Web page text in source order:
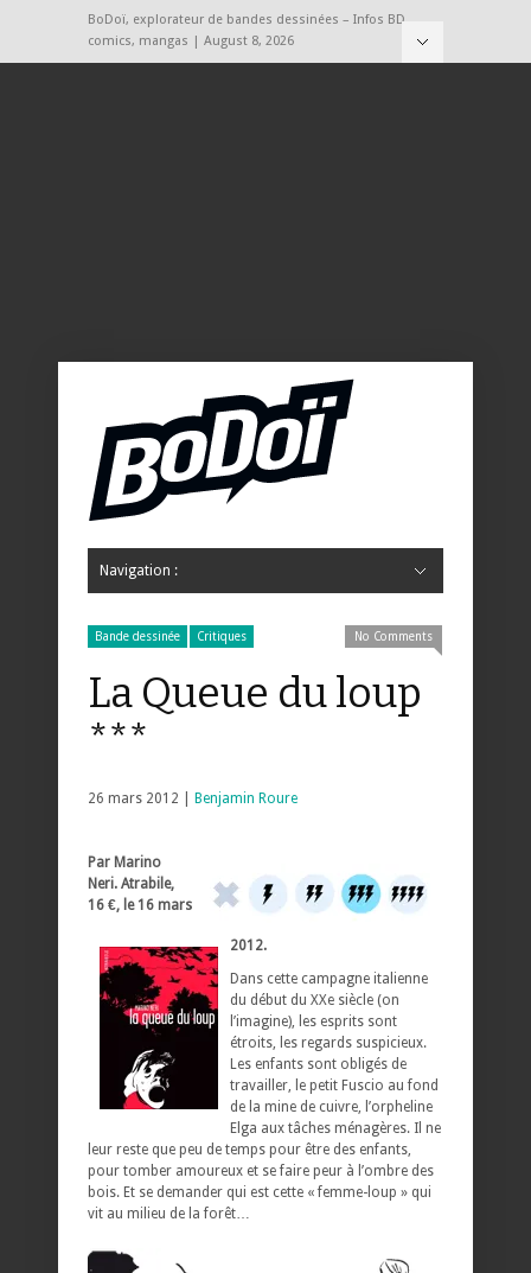
BoDoï, explorateur de bandes dessinées – Infos BD,
comics, mangas | August 8, 2026
Navigation :
Bande dessinée Critiques No Comments
La Queue du loup
***
26 mars 2012 | Benjamin Roure
Par Marino
Neri. Atrabile,
16 €, le 16 mars
2012.
Dans cette campagne italienne
du début du XXe siècle (on
l’imagine), les esprits sont
étroits, les regards suspicieux.
Les enfants sont obligés de
travailler, le petit Fuscio au fond
de la mine de cuivre, l’orpheline
Elga aux tâches ménagères. Il ne
leur reste que peu de temps pour être des enfants,
pour tomber amoureux et se faire peur à l’ombre des
bois. Et se demander qui est cette « femme-loup » qui
vit au milieu de la forêt…